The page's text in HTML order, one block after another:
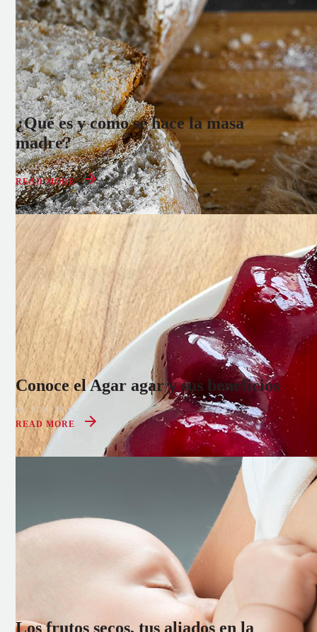
¿Qué es y como se hace la masa
madre?
30 MAY 2022
READ MORE
Conoce el Agar agar y sus beneficios
01 JUN 2021
READ MORE
Los frutos secos, tus aliados en la